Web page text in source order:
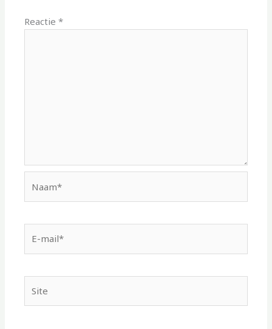
Reactie*
mail*